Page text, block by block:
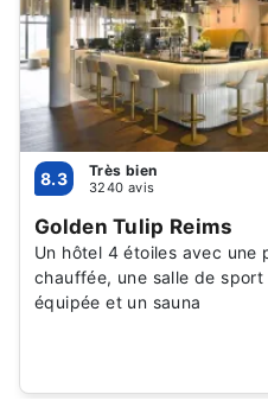
8.3 Très bien
3240 avis
Golden Tulip Reims
Un hôtel 4 étoiles avec une
chauffée, une salle de
équipée et un sauna